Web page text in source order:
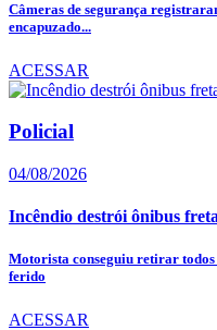
Câmeras de segurança
encapuzado...
ACESSAR
Policial
04/08/2026
Incêndio destrói ônibus
Motorista conseguiu retirar todos
ferido
ACESSAR